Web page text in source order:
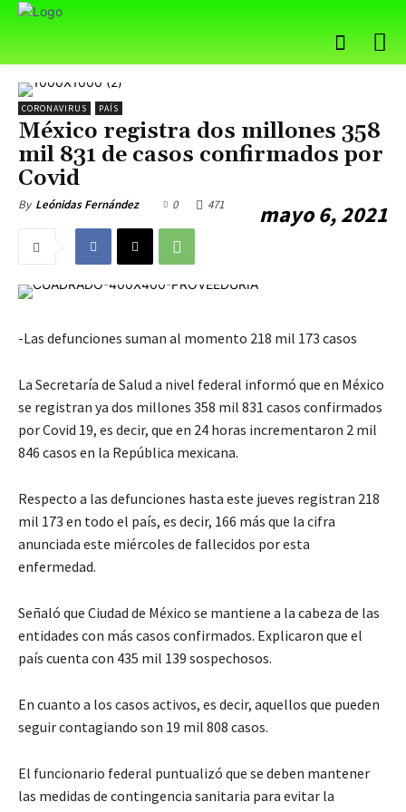
CORONAVIRUS PAÍS
México registra dos millones 358
mil 831 de casos confirmados por
Covid
By Leónidas Fernández mayo 6, 2021
0 471
-Las defunciones suman al momento 218 mil 173 casos
La Secretaría de Salud a nivel federal informó que en México
se registran ya dos millones 358 mil 831 casos confirmados
por Covid 19, es decir, que en 24 horas incrementaron 2 mil
846 casos en la República mexicana.
Respecto a las defunciones hasta este jueves registran 218
mil 173 en todo el país, es decir, 166 más que la cifra
anunciada este miércoles de fallecidos por esta
enfermedad.
Señaló que Ciudad de México se mantiene a la cabeza de las
entidades con más casos confirmados. Explicaron que el
país cuenta con 435 mil 139 sospechosos.
En cuanto a los casos activos, es decir, aquellos que pueden
seguir contagiando son 19 mil 808 casos.
El funcionario federal puntualizó que se deben mantener
las medidas de contingencia sanitaria para evitar la